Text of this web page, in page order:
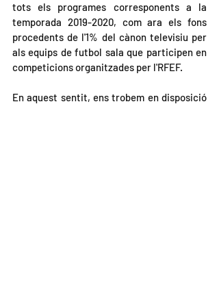
tots els programes corresponents a la
temporada 2019-2020, com ara els fons
procedents de l'1% del cànon televisiu per
als equips de futbol sala que participen en
competicions organitzades per l'RFEF.
En aquest sentit, ens trobem en disposició